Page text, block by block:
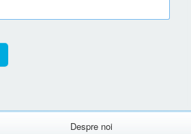
Despre noi